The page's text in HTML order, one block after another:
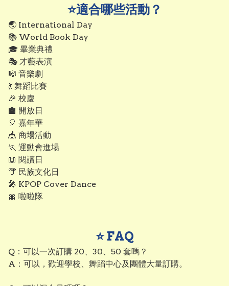
⭐適合哪些活動？
🌏 International Day
📚 World Book Day
🎓 畢業典禮
🎭 才藝表演
🎼 音樂劇
💃 舞蹈比賽
🎉 校慶
🏫 開放日
🎈 嘉年華
🎪 商場活動
🏃 運動會進場
📖 閱讀日
👘 民族文化日
🎤 KPOP Cover Dance
🎀 啦啦隊
⭐ FAQ
Q：可以一次訂購 20、30、50 套嗎？
A：可以，歡迎學校、舞蹈中心及團體大量訂購。